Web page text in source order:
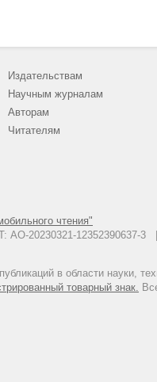
чтения"
IT: АО-20230321-
в области науки,
товарный знак.
Издательствам
Научным журналам
Авторам
Читателям